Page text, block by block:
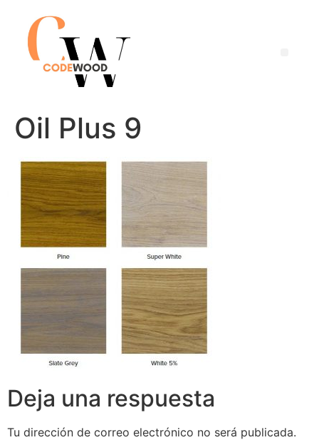
Oil Plus 9
Deja una respuesta
Tu dirección de correo electrónico no será publicada.